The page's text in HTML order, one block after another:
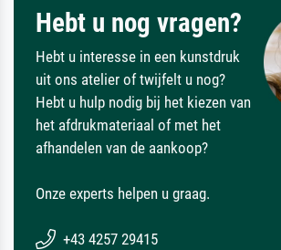
Hebt u nog vragen?
Hebt u interesse in een kunstdruk
uit ons atelier of twijfelt u nog?
Hebt u hulp nodig bij het kiezen van
het afdrukmateriaal of met het
afhandelen van de aankoop?
Onze experts helpen u graag.
+43 4257 29415